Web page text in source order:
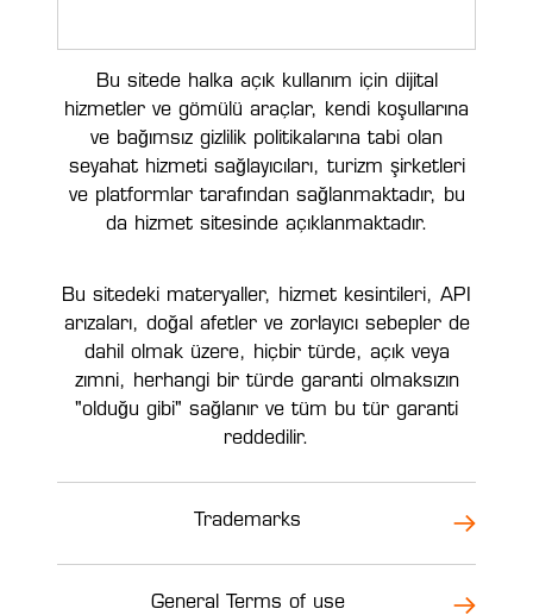
Bu sitede halka açık kullanım için dijital
hizmetler ve gömülü araçlar, kendi koşullarına
ve bağımsız gizlilik politikalarına tabi olan
seyahat hizmeti sağlayıcıları, turizm şirketleri
ve platformlar tarafından sağlanmaktadır, bu
da hizmet sitesinde açıklanmaktadır.
Bu sitedeki materyaller, hizmet kesintileri, API
arızaları, doğal afetler ve zorlayıcı sebepler de
dahil olmak üzere, hiçbir türde, açık veya
zımni, herhangi bir türde garanti olmaksızın
"olduğu gibi" sağlanır ve tüm bu tür garanti
reddedilir.
Trademarks
General Terms of use